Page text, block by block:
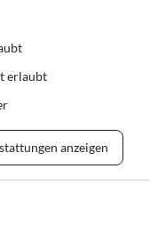
erlaubt
anzeigen